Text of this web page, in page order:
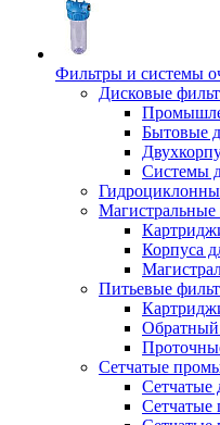
Фильтры и системы
Дисковые
Бытовые
Системы
Корпуса
Питьевые
Обратный
Сетчатые
Сетчатые